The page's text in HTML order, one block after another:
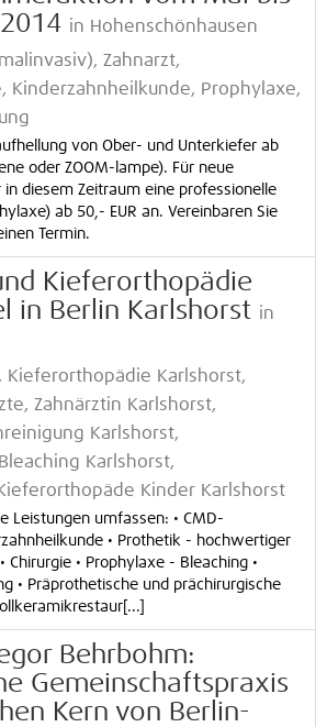
in Hohenschönhausen
Zahnarzt,
Kinderzahnheilkunde, Prophylaxe,
von Ober- und Unterkiefer ab
oder ZOOM-lampe). Für neue
diesem Zeitraum eine professionelle
ab 50,- EUR an. Vereinbaren Sie
Termin.
Kieferorthopädie
in Berlin Karlshorst in
Kieferorthopädie Karlshorst,
Zahnärztin Karlshorst,
Karlshorst,
Karlshorst,
Kinder Karlshorst
Leistungen umfassen: • CMD-
• Prothetik - hochwertiger
Chirurgie • Prophylaxe - Bleaching •
• Präprothetische und prächirurgische
Behrbohm:
Gemeinschaftspraxis
Kern von Berlin-